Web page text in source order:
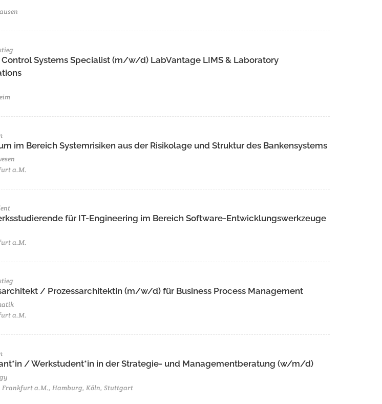
Systems Specialist (m/w/d) LabVantage LIMS & Laboratory
im Bereich Systemrisiken aus der Risikolage und Struktur des Bankensystems
a.M.
für IT-Engineering im Bereich Software-Entwicklungswerkzeuge
a.M.
/ Prozessarchitektin (m/w/d) für Business Process Management
a.M.
/ Werkstudent*in in der Strategie- und Managementberatung (w/m/d)
Frankfurt a.M., Hamburg, Köln, Stuttgart